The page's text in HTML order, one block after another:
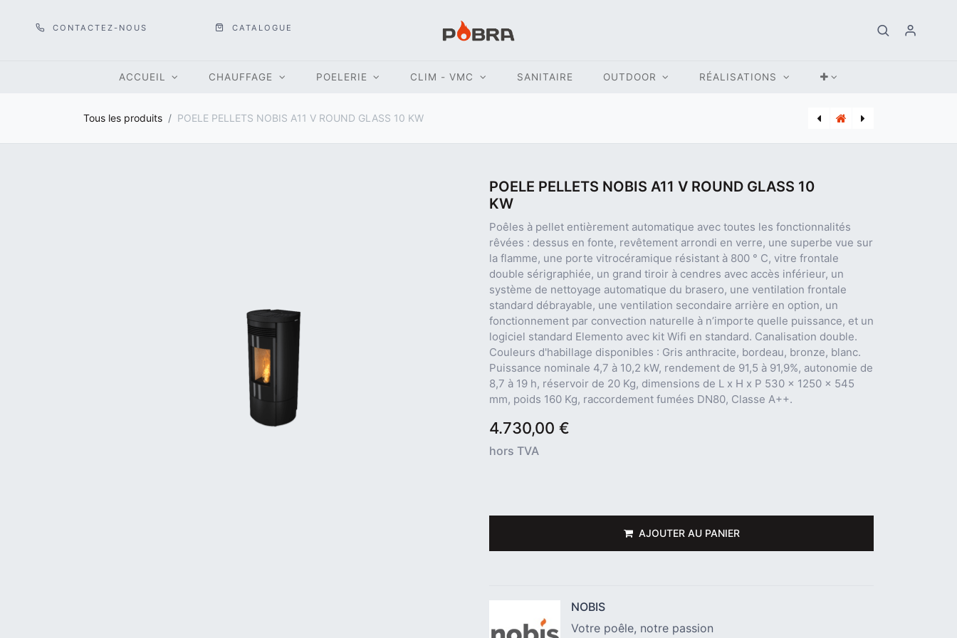
CONTACTEZ-NOUS CATALOGUE
ACCUEIL CHAUFFAGE POELERIE CLIM - VMC SANITAIRE OUTDOOR RÉALISATIONS
Tous les produits POELE PELLETS NOBIS A11 V ROUND GLASS 10 KW
POELE PELLETS NOBIS A11 V ROUND GLASS 10
KW
Poêles à pellet entièrement automatique avec toutes les fonctionnalités
rêvées : dessus en fonte, revêtement arrondi en verre, une superbe vue sur
la flamme, une porte vitrocéramique résistant à 800 ° C, vitre frontale
double sérigraphiée, un grand tiroir à cendres avec accès inférieur, un
système de nettoyage automatique du brasero, une ventilation frontale
standard débrayable, une ventilation secondaire arrière en option, un
fonctionnement par convection naturelle à n’importe quelle puissance, et un
logiciel standard Elemento avec kit Wifi en standard. Canalisation double.
Couleurs d'habillage disponibles : Gris anthracite, bordeau, bronze, blanc.
Puissance nominale 4,7 à 10,2 kW, rendement de 91,5 à 91,9%, autonomie de
8,7 à 19 h, réservoir de 20 Kg, dimensions de L x H x P 530 x 1250 x 545
mm, poids 160 Kg, raccordement fumées DN80, Classe A++.
4.730,00 €
hors TVA
AJOUTER AU PANIER
NOBIS
Votre poêle, notre passion